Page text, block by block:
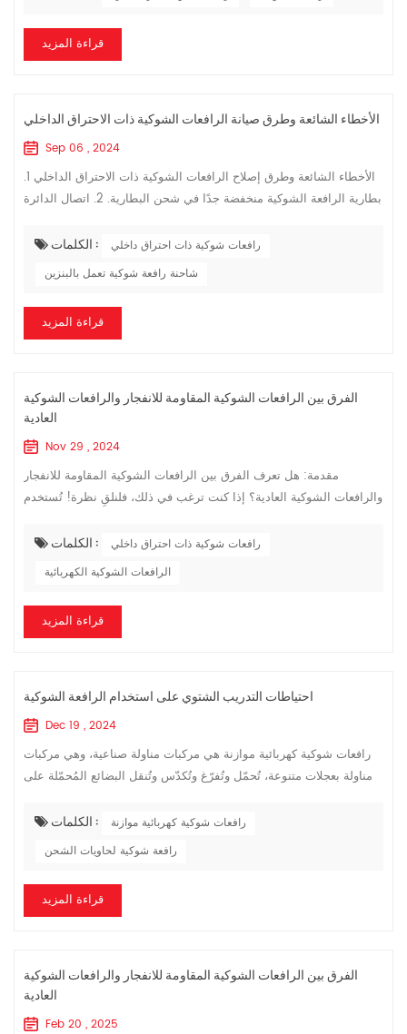
قراءة المزيد
الأخطاء الشائعة وطرق صيانة الرافعات الشوكية ذات الاحتراق الداخلي
Sep 06 , 2024
الأخطاء الشائعة وطرق إصلاح الرافعات الشوكية ذات الاحتراق الداخلي 1.
بطارية الرافعة الشوكية منخفضة جدًا في شحن البطارية. 2. اتصال الدائرة
الكلمات :
رافعات شوكية ذات احتراق داخلي
شاحنة رافعة شوكية تعمل بالبنزين
قراءة المزيد
الفرق بين الرافعات الشوكية المقاومة للانفجار والرافعات الشوكية
العادية
Nov 29 , 2024
مقدمة: هل تعرف الفرق بين الرافعات الشوكية المقاومة للانفجار
والرافعات الشوكية العادية؟ إذا كنت ترغب في ذلك، فلنلقِ نظرة! تُستخدم
أولاً...
الكلمات :
رافعات شوكية ذات احتراق داخلي
الرافعات الشوكية الكهربائية
قراءة المزيد
احتياطات التدريب الشتوي على استخدام الرافعة الشوكية
Dec 19 , 2024
رافعات شوكية كهربائية موازنة هي مركبات مناولة صناعية، وهي مركبات
مناولة بعجلات متنوعة، تُحمّل وتُفرّغ وتُكدّس وتُنقل البضائع المُحمّلة على
الكلمات :
رافعات شوكية كهربائية موازنة
رافعة شوكية لحاويات الشحن
قراءة المزيد
الفرق بين الرافعات الشوكية المقاومة للانفجار والرافعات الشوكية
العادية
Feb 20 , 2025